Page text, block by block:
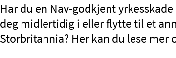
Har du en Nav-godkjent
deg midlertidig i eller flytte til et
Storbritannia? Her kan du lese mer